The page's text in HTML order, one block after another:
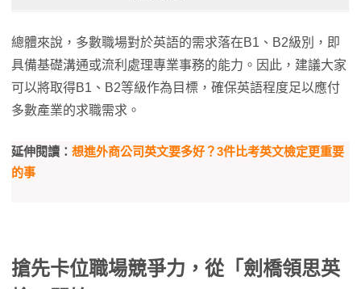
總體來說，多數職場對於英語的需求落在B1、B2級別，即
具備基礎溝通或流利處理專業事務的能力。因此，建議大家
可以將取得B1、B2等級作為目標，確保英語程度足以應付
多數產業的求職需求。
延伸閱讀： 想進外商公司英文要多好？3件比考英文檢定更重要
的事
搶先卡位職場競爭力，從「劍橋領思英